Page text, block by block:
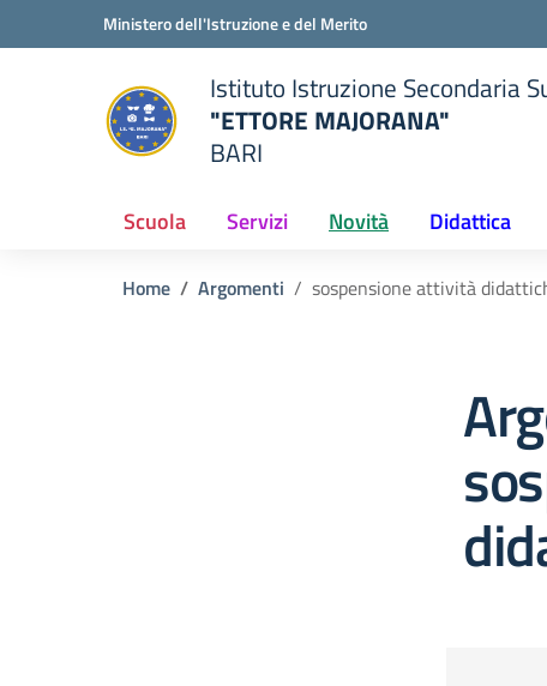
Vai ai contenuti
Vai al menu di navigazioneMinistero dell'Istruzione e del Merito
scuola
Istituto Istruzione Secondaria
"ETTORE MAJORANA"
BARI
Scuola Servizi Novità Didattica
Home Argomenti sospensione attività